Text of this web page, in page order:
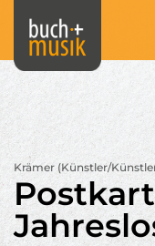
Krämer (Künstler/